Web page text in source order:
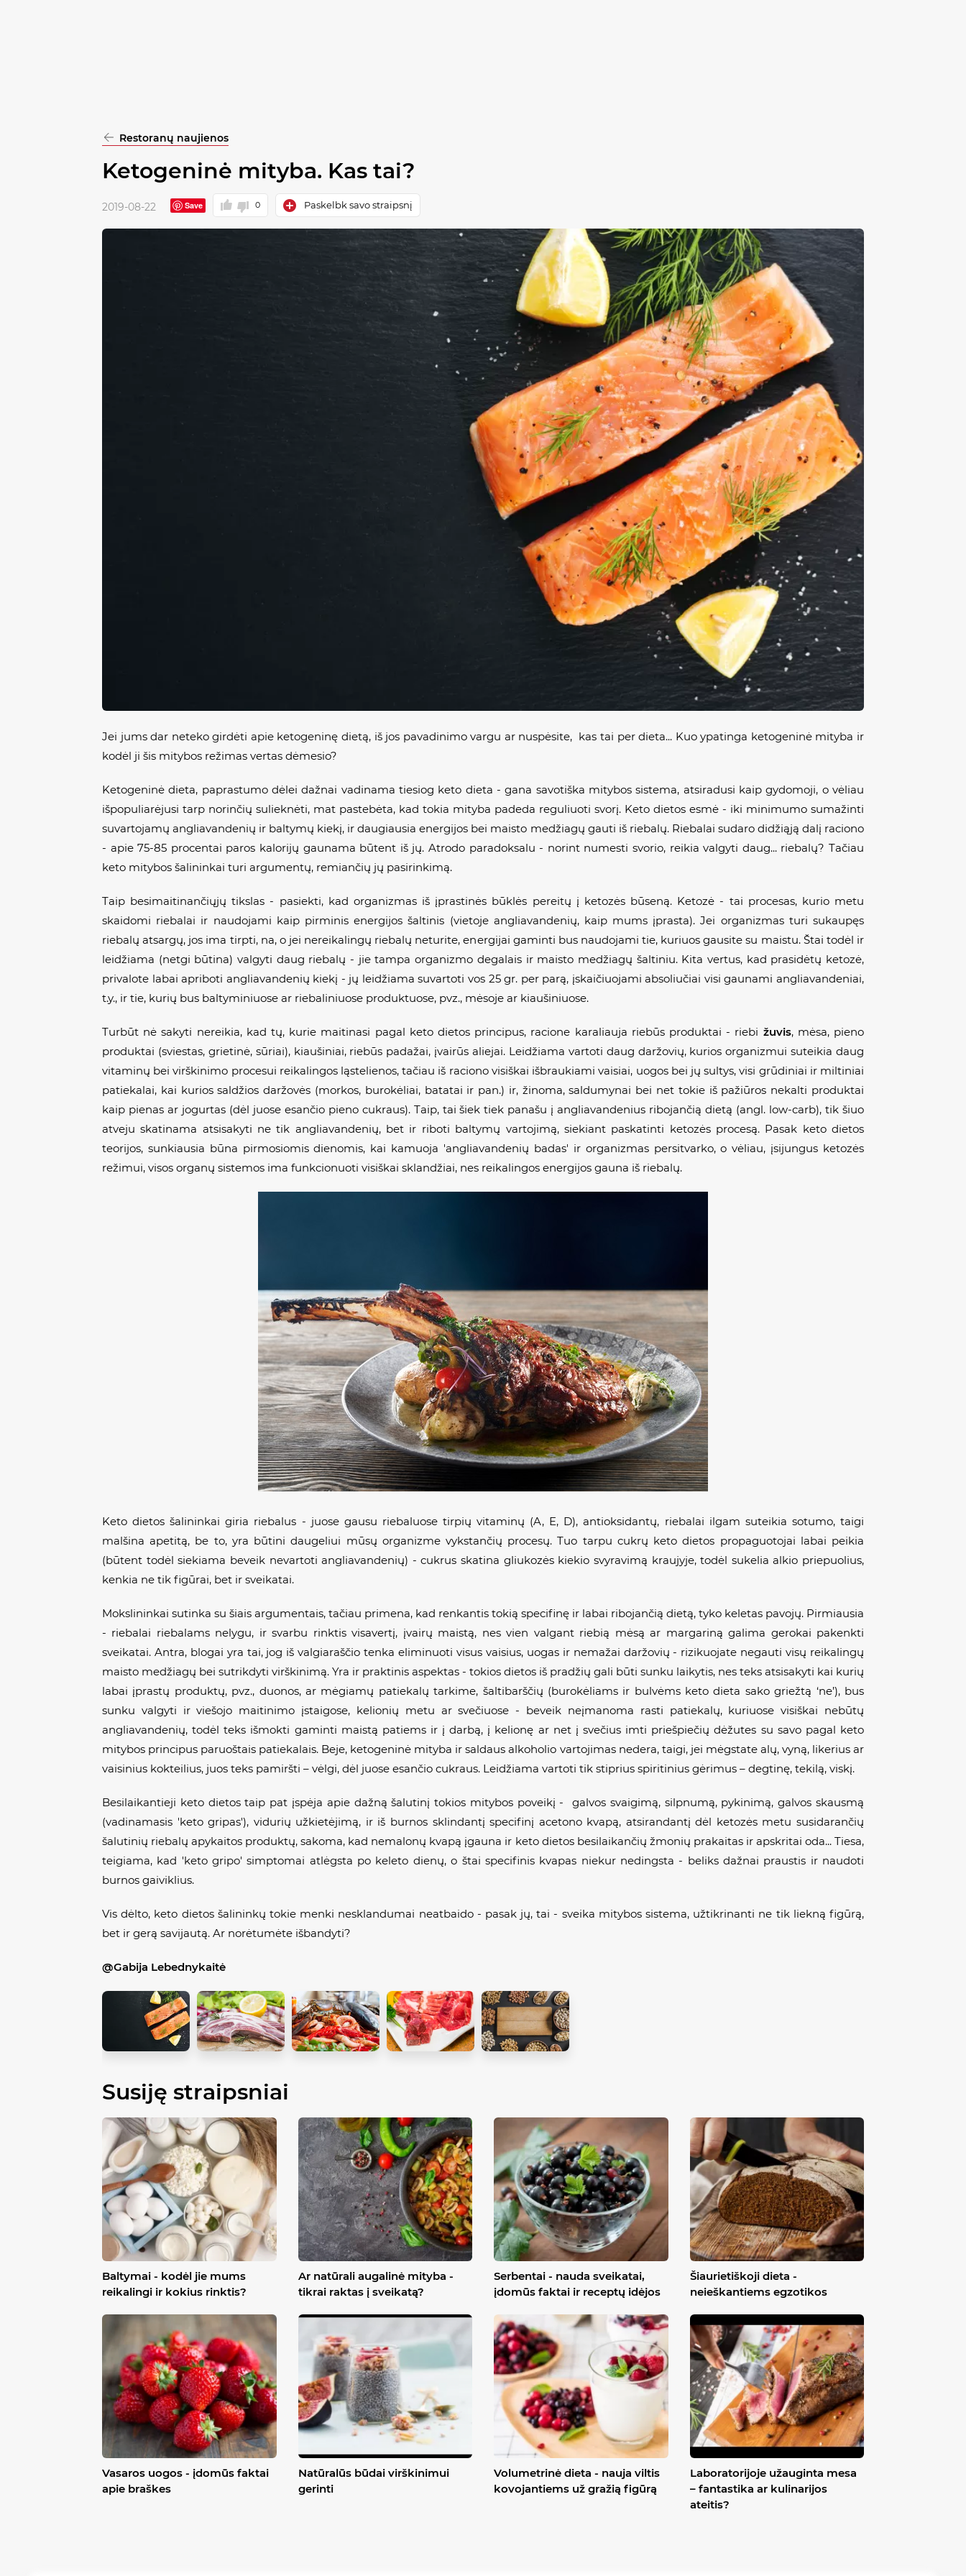
Restoranų naujienos
Ketogeninė mityba. Kas tai?
2019-08-22 Save 0 Paskelbk savo straipsnį
Jei jums dar neteko girdėti apie ketogeninę dietą, iš jos pavadinimo vargu ar nuspėsite, kas tai per dieta... Kuo ypatinga ketogeninė mityba ir
kodėl ji šis mitybos režimas vertas dėmesio?
Ketogeninė dieta, paprastumo dėlei dažnai vadinama tiesiog keto dieta - gana savotiška mitybos sistema, atsiradusi kaip gydomoji, o vėliau
išpopuliarėjusi tarp norinčių sulieknėti, mat pastebėta, kad tokia mityba padeda reguliuoti svorį. Keto dietos esmė - iki minimumo sumažinti
suvartojamų angliavandenių ir baltymų kiekį, ir daugiausia energijos bei maisto medžiagų gauti iš riebalų. Riebalai sudaro didžiąją dalį raciono
- apie 75-85 procentai paros kalorijų gaunama būtent iš jų. Atrodo paradoksalu - norint numesti svorio, reikia valgyti daug... riebalų? Tačiau
keto mitybos šalininkai turi argumentų, remiančių jų pasirinkimą.
Taip besimaitinančiųjų tikslas - pasiekti, kad organizmas iš įprastinės būklės pereitų į ketozės būseną. Ketozė - tai procesas, kurio metu
skaidomi riebalai ir naudojami kaip pirminis energijos šaltinis (vietoje angliavandenių, kaip mums įprasta). Jei organizmas turi sukaupęs
riebalų atsargų, jos ima tirpti, na, o jei nereikalingų riebalų neturite, energijai gaminti bus naudojami tie, kuriuos gausite su maistu. Štai todėl ir
leidžiama (netgi būtina) valgyti daug riebalų - jie tampa organizmo degalais ir maisto medžiagų šaltiniu. Kita vertus, kad prasidėtų ketozė,
privalote labai apriboti angliavandenių kiekį - jų leidžiama suvartoti vos 25 gr. per parą, įskaičiuojami absoliučiai visi gaunami angliavandeniai,
t.y., ir tie, kurių bus baltyminiuose ar riebaliniuose produktuose, pvz., mėsoje ar kiaušiniuose.
Turbūt nė sakyti nereikia, kad tų, kurie maitinasi pagal keto dietos principus, racione karaliauja riebūs produktai - riebi žuvis, mėsa, pieno
produktai (sviestas, grietinė, sūriai), kiaušiniai, riebūs padažai, įvairūs aliejai. Leidžiama vartoti daug daržovių, kurios organizmui suteikia daug
vitaminų bei virškinimo procesui reikalingos ląstelienos, tačiau iš raciono visiškai išbraukiami vaisiai, uogos bei jų sultys, visi grūdiniai ir miltiniai
patiekalai, kai kurios saldžios daržovės (morkos, burokėliai, batatai ir pan.) ir, žinoma, saldumynai bei net tokie iš pažiūros nekalti produktai
kaip pienas ar jogurtas (dėl juose esančio pieno cukraus). Taip, tai šiek tiek panašu į angliavandenius ribojančią dietą (angl. low-carb), tik šiuo
atveju skatinama atsisakyti ne tik angliavandenių, bet ir riboti baltymų vartojimą, siekiant paskatinti ketozės procesą. Pasak keto dietos
teorijos, sunkiausia būna pirmosiomis dienomis, kai kamuoja 'angliavandenių badas' ir organizmas persitvarko, o vėliau, įsijungus ketozės
režimui, visos organų sistemos ima funkcionuoti visiškai sklandžiai, nes reikalingos energijos gauna iš riebalų.
Keto dietos šalininkai giria riebalus - juose gausu riebaluose tirpių vitaminų (A, E, D), antioksidantų, riebalai ilgam suteikia sotumo, taigi
malšina apetitą, be to, yra būtini daugeliui mūsų organizme vykstančių procesų. Tuo tarpu cukrų keto dietos propaguotojai labai peikia
(būtent todėl siekiama beveik nevartoti angliavandenių) - cukrus skatina gliukozės kiekio svyravimą kraujyje, todėl sukelia alkio priepuolius,
kenkia ne tik figūrai, bet ir sveikatai.
Mokslininkai sutinka su šiais argumentais, tačiau primena, kad renkantis tokią specifinę ir labai ribojančią dietą, tyko keletas pavojų. Pirmiausia
- riebalai riebalams nelygu, ir svarbu rinktis visavertį, įvairų maistą, nes vien valgant riebią mėsą ar margariną galima gerokai pakenkti
sveikatai. Antra, blogai yra tai, jog iš valgiaraščio tenka eliminuoti visus vaisius, uogas ir nemažai daržovių - rizikuojate negauti visų reikalingų
maisto medžiagų bei sutrikdyti virškinimą. Yra ir praktinis aspektas - tokios dietos iš pradžių gali būti sunku laikytis, nes teks atsisakyti kai kurių
labai įprastų produktų, pvz., duonos, ar mėgiamų patiekalų tarkime, šaltibarščių (burokėliams ir bulvėms keto dieta sako griežtą ‘ne’), bus
sunku valgyti ir viešojo maitinimo įstaigose, kelionių metu ar svečiuose - beveik neįmanoma rasti patiekalų, kuriuose visiškai nebūtų
angliavandenių, todėl teks išmokti gaminti maistą patiems ir į darbą, į kelionę ar net į svečius imti priešpiečių dėžutes su savo pagal keto
mitybos principus paruoštais patiekalais. Beje, ketogeninė mityba ir saldaus alkoholio vartojimas nedera, taigi, jei mėgstate alų, vyną, likerius ar
vaisinius kokteilius, juos teks pamiršti – vėlgi, dėl juose esančio cukraus. Leidžiama vartoti tik stiprius spiritinius gėrimus – degtinę, tekilą, viskį.
Besilaikantieji keto dietos taip pat įspėja apie dažną šalutinį tokios mitybos poveikį - galvos svaigimą, silpnumą, pykinimą, galvos skausmą
(vadinamasis 'keto gripas'), vidurių užkietėjimą, ir iš burnos sklindantį specifinį acetono kvapą, atsirandantį dėl ketozės metu susidarančių
šalutinių riebalų apykaitos produktų, sakoma, kad nemalonų kvapą įgauna ir keto dietos besilaikančių žmonių prakaitas ir apskritai oda... Tiesa,
teigiama, kad 'keto gripo' simptomai atlėgsta po keleto dienų, o štai specifinis kvapas niekur nedingsta - beliks dažnai praustis ir naudoti
burnos gaiviklius.
Vis dėlto, keto dietos šalininkų tokie menki nesklandumai neatbaido - pasak jų, tai - sveika mitybos sistema, užtikrinanti ne tik liekną figūrą,
bet ir gerą savijautą. Ar norėtumėte išbandyti?
@Gabija Lebednykaitė
Susiję straipsniai
Baltymai - kodėl jie mums
reikalingi ir kokius rinktis?
Ar natūrali augalinė mityba -
tikrai raktas į sveikatą?
Serbentai - nauda sveikatai,
įdomūs faktai ir receptų idėjos
Šiaurietiškoji dieta -
neieškantiems egzotikos
Vasaros uogos - įdomūs faktai
apie braškes
Natūralūs būdai virškinimui
gerinti
Volumetrinė dieta - nauja viltis
kovojantiems už gražią figūrą
Laboratorijoje užauginta mesa
– fantastika ar kulinarijos
ateitis?